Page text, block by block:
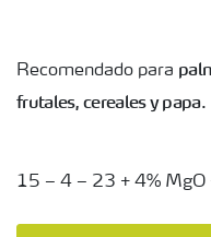
Recomendado para
frutales, cereales y papa.
15 – 4 – 23 + 4% MgO